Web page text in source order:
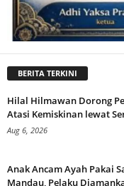
BERITA TERKINI
Hilal Hilmawan Dorong
Atasi Kemiskinan lewat
Aug 6, 2026
Anak Ancam Ayah Pakai
Mandau, Pelaku